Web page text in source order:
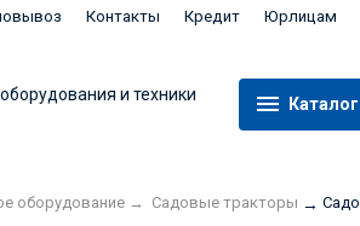
Контакты Кредит Юрлицам
Каталог
оборудование → Садовые тракторы →